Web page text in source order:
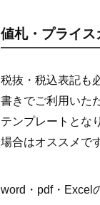
値札・プライ
税抜・税込表記も
書きでご利用いた
テンプレートとな
場合はオススメで
word・pdf・Excel